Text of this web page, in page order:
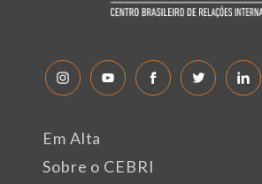
Em Alta
Sobre o CEBRI